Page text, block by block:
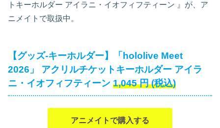
トキーホルダー アイラニ・イオフィフティーン 』が、ア
ニメイトで取扱中。
【グッズ-キーホルダー】「hololive Meet
2026」 アクリルチケットキーホルダー アイラ
ニ・イオフィフティーン 1,045 円 (税込)
アニメイトで購入する